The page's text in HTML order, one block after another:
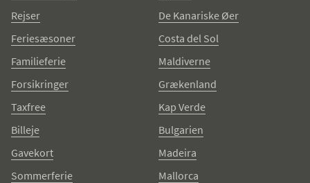
Rejser
Feriesæsoner
Familieferie
Forsikringer
Taxfree
Billeje
Gavekort
Sommerferie
De Kanariske Øer
Costa del Sol
Maldiverne
Grækenland
Kap Verde
Bulgarien
Madeira
Mallorca